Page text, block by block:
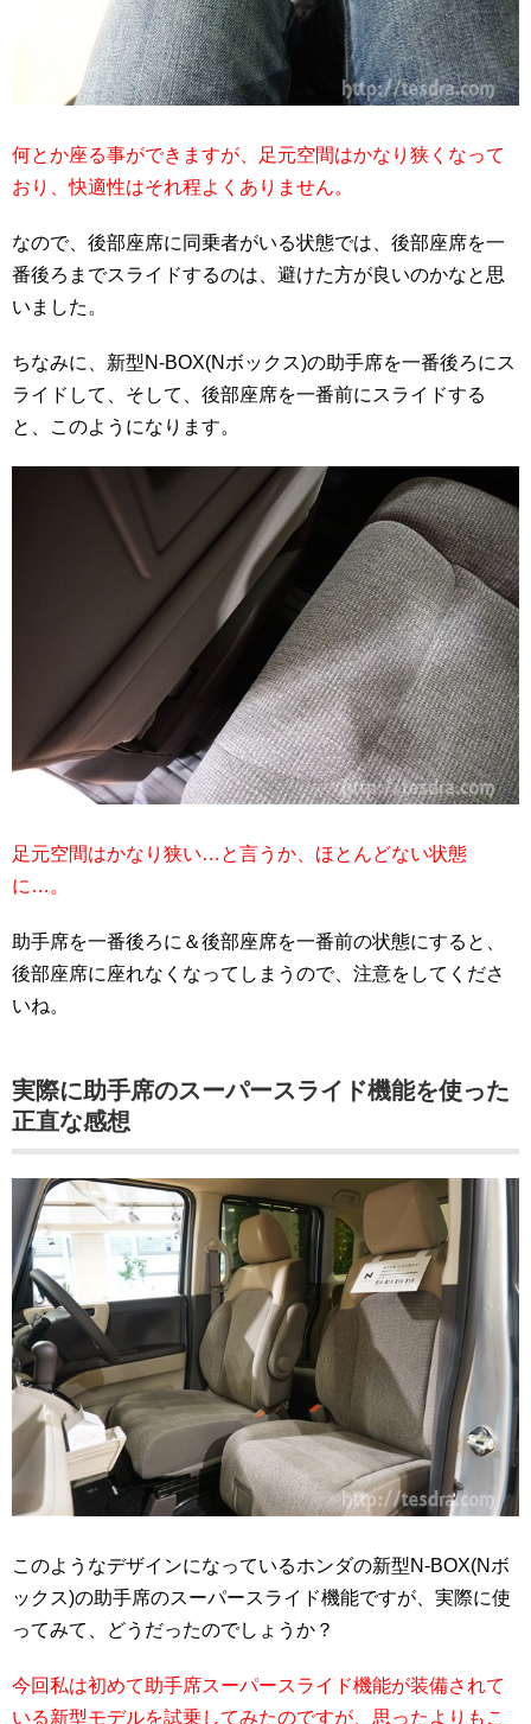
何とか座る事ができますが、足元空間はかなり狭くなって
おり、快適性はそれ程よくありません。
なので、後部座席に同乗者がいる状態では、後部座席を一
番後ろまでスライドするのは、避けた方が良いのかなと思
いました。
ちなみに、新型N-BOX(Nボックス)の助手席を一番後ろにス
ライドして、そして、後部座席を一番前にスライドする
と、このようになります。
足元空間はかなり狭い…と言うか、ほとんどない状態
に…。
助手席を一番後ろに＆後部座席を一番前の状態にすると、
後部座席に座れなくなってしまうので、注意をしてくださ
いね。
実際に助手席のスーパースライド機能を使った
正直な感想
このようなデザインになっているホンダの新型N-BOX(Nボ
ックス)の助手席のスーパースライド機能ですが、実際に使
ってみて、どうだったのでしょうか？
今回私は初めて助手席スーパースライド機能が装備されて
いる新型モデルを試乗してみたのですが、思ったよりもこ